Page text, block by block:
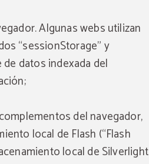
Algunas webs utilizan
“sessionStorage” y
de datos indexada del
del navegador,
local de Flash (“Flash
local de Silverlight